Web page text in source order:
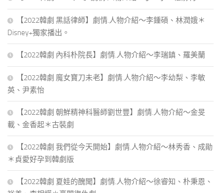
【2022韓劇 黑話律師】劇情.人物介紹～李鍾碩、林潤娥＊
Disney+獨家播出。
【2022韓劇 內科朴院長】劇情.人物介紹～李瑞鎮、羅美蘭
【2022韓劇 魔女寶刀未老】劇情.人物介紹～李幼梨、李敏
英、尹素怡
【2022韓劇 朝鮮精神科醫師劉世豐】劇情.人物介紹～金旻
載、金香起＊古裝劇
【2022韓劇 我們從今天開始】劇情.人物介紹～林秀香、成勛
＊貞愛好孕到韓劇版
【2022韓劇 夏娃的醜聞】劇情.人物介紹～徐睿知、朴秉恩、